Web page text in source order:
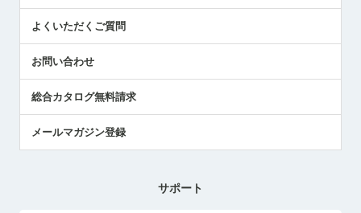
センサのテクニカルガイド
社長ブログ
よくいただくご質問
お問い合わせ
総合カタログ無料請求
メールマガジン登録
サポート